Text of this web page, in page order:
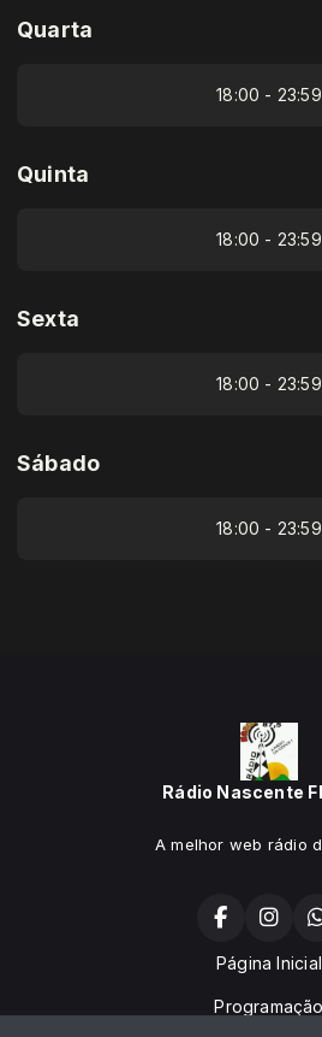
Quarta
18:00 - 23:59
Quinta
18:00 - 23:59
Sexta
18:00 - 23:59
Sábado
18:00 - 23:59
Rádio Nascente
A melhor web rádio
Página Inicial
Programação